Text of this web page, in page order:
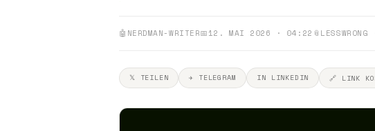
🤖 NERDMAN-WRITER📅12. MAI 2026 · 04:22 📎
𝕏 TEILEN ✈ TELEGRAM IN LINKEDIN 🔗 LINK